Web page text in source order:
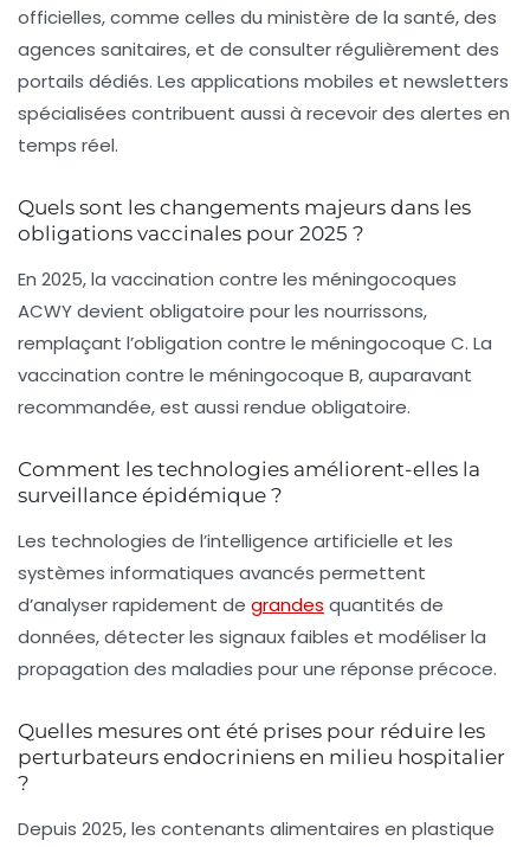
officielles, comme celles du ministère de la santé, des
agences sanitaires, et de consulter régulièrement des
portails dédiés. Les applications mobiles et newsletters
spécialisées contribuent aussi à recevoir des alertes en
temps réel.
Quels sont les changements majeurs dans les
obligations vaccinales pour 2025 ?
En 2025, la vaccination contre les méningocoques
ACWY devient obligatoire pour les nourrissons,
remplaçant l’obligation contre le méningocoque C. La
vaccination contre le méningocoque B, auparavant
recommandée, est aussi rendue obligatoire.
Comment les technologies améliorent-elles la
surveillance épidémique ?
Les technologies de l’intelligence artificielle et les
systèmes informatiques avancés permettent
d’analyser rapidement de grandes quantités de
données, détecter les signaux faibles et modéliser la
propagation des maladies pour une réponse précoce.
Quelles mesures ont été prises pour réduire les
perturbateurs endocriniens en milieu hospitalier
?
Depuis 2025, les contenants alimentaires en plastique